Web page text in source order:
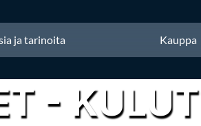
ja tarinoita Kauppa
-